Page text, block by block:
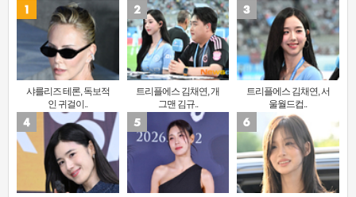
샤를리즈 테론, 독보적
인 귀걸이..
트리플에스 김채연, 개
그맨 김규..
트리플에스 김채연, 서
울월드컵..